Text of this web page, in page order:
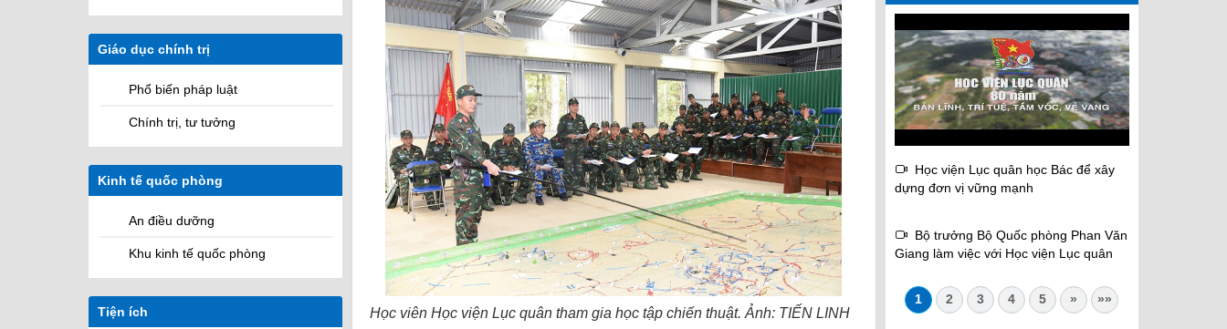
Giáo dục chính trị
Phổ biến pháp luật
Chính trị, tư tưởng
Kinh tế quốc phòng
An điều dưỡng
Khu kinh tế quốc phòng
Tiện ích
Học viên Học viện Lục quân tham gia học tập chiến thuật. Ảnh: TIẾN LINH
Học viện Lục quân học Bác để xây
dựng đơn vị vững mạnh
Bộ trưởng Bộ Quốc phòng Phan Văn
Giang làm việc với Học viện Lục quân
1 2 3 4 5 » »»